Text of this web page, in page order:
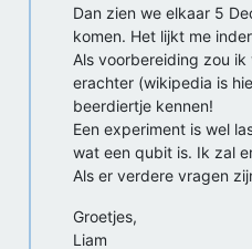
Dan zien we elkaar 5
komen. Het lijkt me
Als voorbereiding zou
erachter (wikipedia is
beerdiertje kennen!
Een experiment is wel
wat een qubit is. Ik zal
Als er verdere vragen
Groetjes,
Liam